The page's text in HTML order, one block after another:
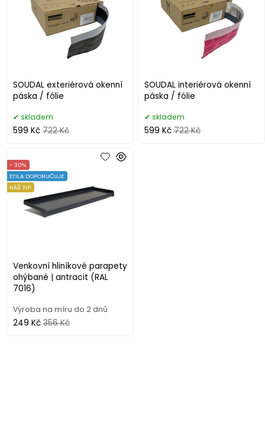
SOUDAL exteriérová okenní
páska / fólie
skladem
599 Kč 722 Kč
SOUDAL interiérová okenní
páska / fólie
skladem
599 Kč 722 Kč
Venkovní hliníkové parapety
ohýbané | antracit (RAL
7016)
- 30%
ETILA DOPORUČUJE
NÁŠ TIP
Výroba na míru do 2 dnů
249 Kč 356 Kč